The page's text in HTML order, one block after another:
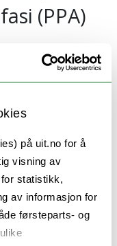
på uit.no for å
visning av
statistikk,
av informasjon for
førsteparts- og
(PPA)
er en
med språk-
ingen
på norsk
derfor svært
tar det gjerne
oppstår til